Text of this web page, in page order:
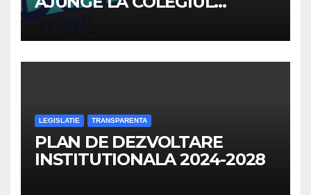
NATIONAL ”TRAIAN”
LEGISLATIE TRANSPARENTA
PLAN DE DEZVOLTARE
INSTITUTIONALA 2024-2028